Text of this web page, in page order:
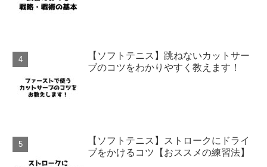
【ソフトテニス】跳ねないカットサー
ブのコツをわかりやすく教えます！
【ソフトテニス】ストロークにドライ
ブをかけるコツ【おススメの練習法】